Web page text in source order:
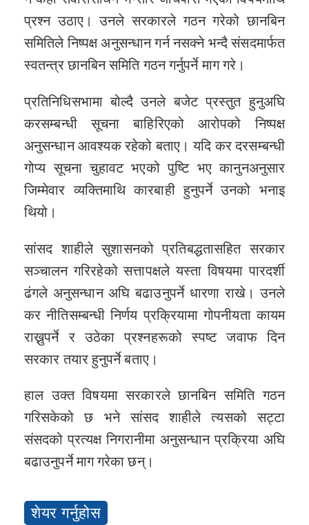
प्रश्न उठाए। उनले सरकारले गठन गरेको छानबिन
समितिले निष्पक्ष अनुसन्धान गर्न नसक्ने भन्दै संसदमार्फत
स्वतन्त्र छानबिन समिति गठन गर्नुपर्ने माग गरे।
प्रतिनिधिसभामा बोल्दै उनले बजेट प्रस्तुत हुनुअघि
करसम्बन्धी सूचना बाहिरिएको आरोपको निष्पक्ष
अनुसन्धान आवश्यक रहेको बताए। यदि कर दरसम्बन्धी
गोप्य सूचना चुहावट भएको पुष्टि भए कानुनअनुसार
जिम्मेवार व्यक्तिमाथि कारबाही हुनुपर्ने उनको भनाइ
थियो।
सांसद शाहीले सुशासनको प्रतिबद्धतासहित सरकार
सञ्चालन गरिरहेको सत्तापक्षले यस्ता विषयमा पारदर्शी
ढंगले अनुसन्धान अघि बढाउनुपर्ने धारणा राखे। उनले
कर नीतिसम्बन्धी निर्णय प्रक्रियामा गोपनीयता कायम
राख्नुपर्ने र उठेका प्रश्नहरूको स्पष्ट जवाफ दिन
सरकार तयार हुनुपर्ने बताए।
हाल उक्त विषयमा सरकारले छानबिन समिति गठन
गरिसकेको छ भने सांसद शाहीले त्यसको सट्टा
संसदको प्रत्यक्ष निगरानीमा अनुसन्धान प्रक्रिया अघि
बढाउनुपर्ने माग गरेका छन्।
शेयर गर्नुहोस